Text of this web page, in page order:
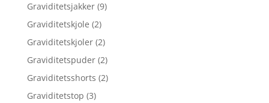
Graviditetsjakker (9)
Graviditetskjole (2)
Graviditetskjoler (2)
Graviditetspuder (2)
Graviditetsshorts (2)
Graviditetstop (3)